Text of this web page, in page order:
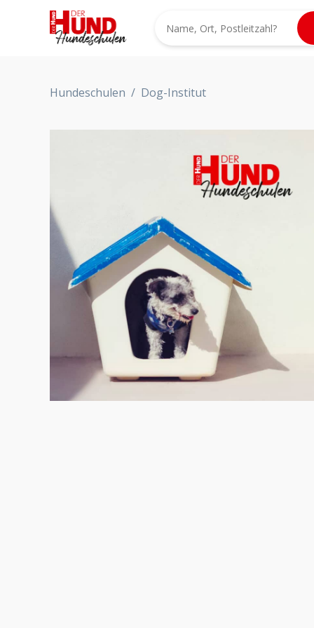
Hundeschulen / Dog-Institut